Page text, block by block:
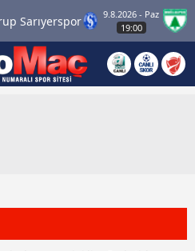
9.8.2026 - Paz
19:00